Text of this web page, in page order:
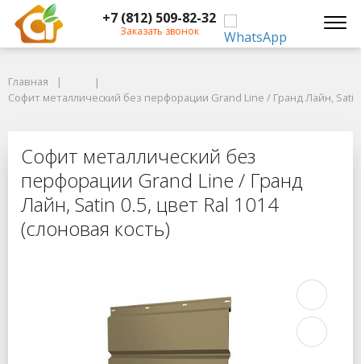
+7 (812) 509-82-32
Заказать звонок
Софит металлический без перфорации Grand Line / Гранд Лайн, Satin
Софит металлический без
Главная
Софит металлический без перфорации Grand Line / Гранд Лайн, Satin
Софит металлический без
перфорации Grand Line / Гранд
Лайн, Satin 0.5, цвет Ral 1014
(слоновая кость)